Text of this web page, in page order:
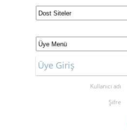
Üye Giriş
Kullanıcı adı
Şifre